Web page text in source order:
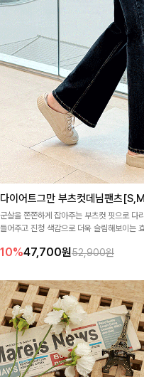
다이어트그만 부츠컷데님팬츠
군살을 쫀쫀하게 잡아주는 부츠컷 핏으로 다
들어주고 진청 색감으로 더욱 슬림해보이는
10%47,700원52,900원